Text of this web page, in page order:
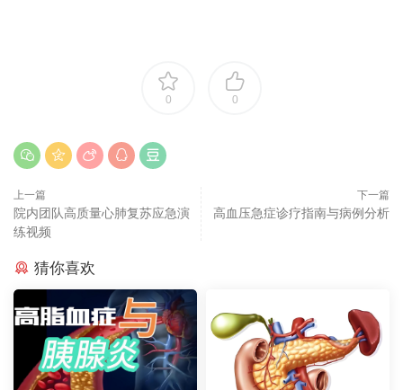
0 0
上一篇
院内团队高质量心肺复苏应急演
练视频
下一篇
高血压急症诊疗指南与病例分析
猜你喜欢